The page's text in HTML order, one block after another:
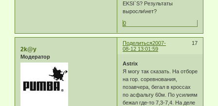
EKSI`S? Результаты
выросли\нет?
0
Поделиться 17
2007-
08-12 13:01:59
2k@y
Модератор
Astrix
Я могу так сказать. На отборе
на гор. соревнования,
позавчера, бегал в кроссах
по асфальту 60м. По усилиям
бежал где-то 7,3-7,4. На деле